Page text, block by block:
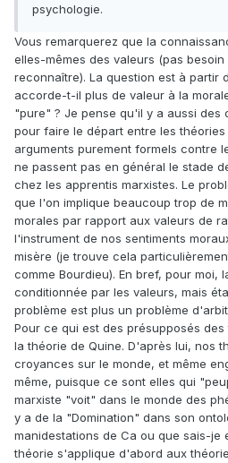
psychologie.
Vous remarquerez que la
elles-mêmes des valeurs (pas
reconnaître). La question est à partir
accorde-t-il plus de valeur à la
"pure" ? Je pense qu'il y a aussi des
pour faire le départ entre les
arguments purement formels contre
ne passent pas en général le stade
chez les apprentis marxistes. Le
que l'on implique beaucoup trop de
morales par rapport aux valeurs de
l'instrument de nos sentiments
misère (je trouve cela
comme Bourdieu). En bref, pour moi,
conditionnée par les valeurs, mais
problème est plus un problème
Pour ce qui est des présupposés
la théorie de Quine. D'après lui, nos
croyances sur le monde, et même
même, puisque ce sont elles qui
marxiste "voit" dans le monde des
y a de la "Domination" dans son
manidestations de Ca ou que sais-je
théorie s'applique d'abord aux